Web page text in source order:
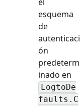
esquema
de
autenticaci
ón
predeterm
inado en
LogtoDe
faults.C